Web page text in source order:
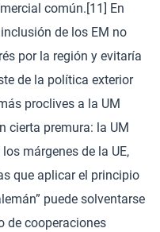
común.[11] En
de los EM no
por la región y evitaría
de la política exterior
proclives a la UM
cierta premura: la UM
márgenes de la UE,
que aplicar el principio
puede solventarse
de cooperaciones